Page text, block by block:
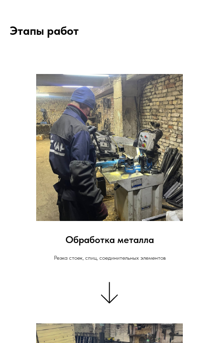
Этапы работ
Обработка металла
Резка стоек, спиц, соединительных элементов